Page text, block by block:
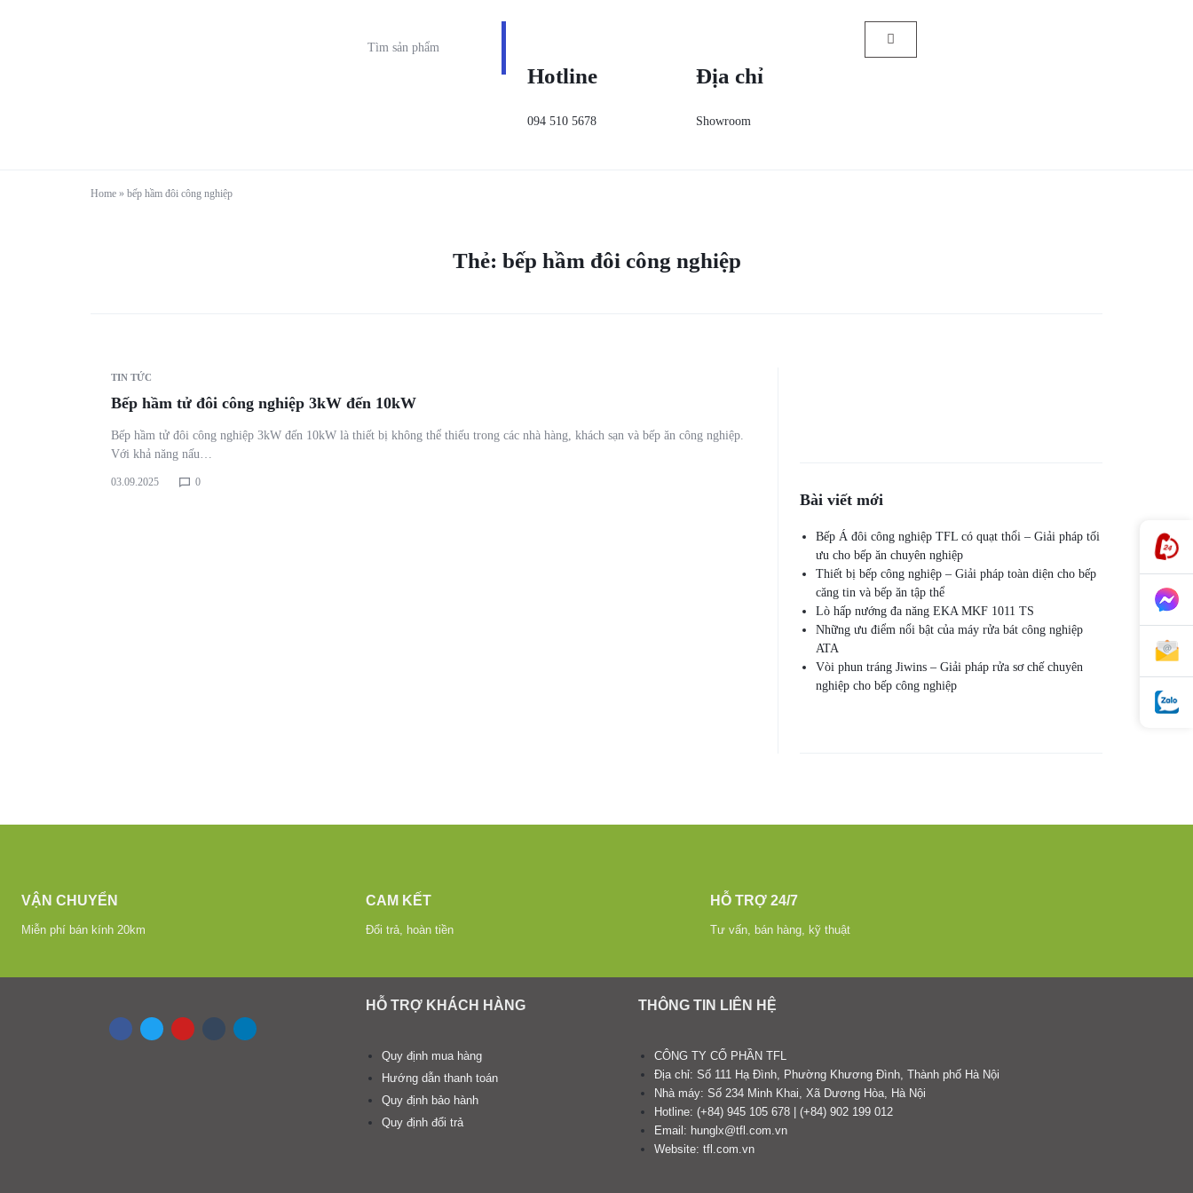
Hotline
094 510 5678
Địa chỉ
Showroom
Home » bếp hầm đôi công nghiệp
Thẻ: bếp hầm đôi công nghiệp
TIN TỨC
Bếp hầm tử đôi công nghiệp 3kW đến 10kW
Bếp hầm tử đôi công nghiệp 3kW đến 10kW là thiết bị không thể thiếu trong các nhà hàng, khách sạn và bếp ăn công nghiệp.
Với khả năng nấu…
03.09.2025 0
Bài viết mới
Bếp Á đôi công nghiệp TFL có quạt thổi – Giải pháp tối
ưu cho bếp ăn chuyên nghiệp
Thiết bị bếp công nghiệp – Giải pháp toàn diện cho bếp
căng tin và bếp ăn tập thể
Lò hấp nướng đa năng EKA MKF 1011 TS
Những ưu điểm nổi bật của máy rửa bát công nghiệp
ATA
Vòi phun tráng Jiwins – Giải pháp rửa sơ chế chuyên
nghiệp cho bếp công nghiệp
VẬN CHUYỂN
Miễn phí bán kính 20km
CAM KẾT
Đổi trả, hoàn tiền
HỖ TRỢ 24/7
Tư vấn, bán hàng, kỹ thuật
HỖ TRỢ KHÁCH HÀNG
Quy định mua hàng
Hướng dẫn thanh toán
Quy định bảo hành
Quy định đổi trả
THÔNG TIN LIÊN HỆ
CÔNG TY CỔ PHẦN TFL
Địa chỉ: Số 111 Hạ Đình, Phường Khương Đình, Thành phố Hà Nội
Nhà máy: Số 234 Minh Khai, Xã Dương Hòa, Hà Nội
Hotline: (+84) 945 105 678 | (+84) 902 199 012
Email: hunglx@tfl.com.vn
Website: tfl.com.vn